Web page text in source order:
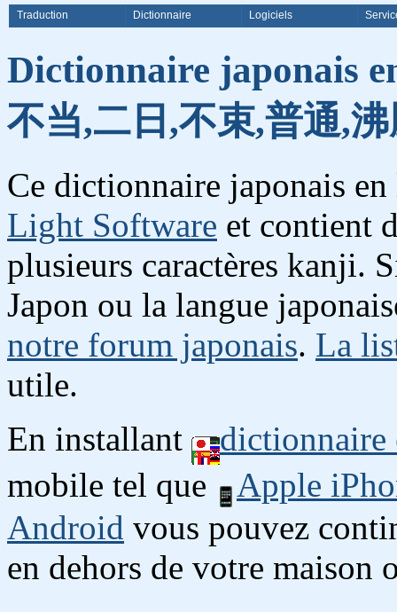
Traduction Dictionnaire Logiciels
Dictionnaire japonais
不当,二日,不束,普通,
Ce dictionnaire japonais
Light Software et contient
plusieurs caractères kanji.
Japon ou la langue
notre forum japonais. La
utile.
En installant
mobile tel que
Apple
Android vous pouvez
en dehors de votre maison